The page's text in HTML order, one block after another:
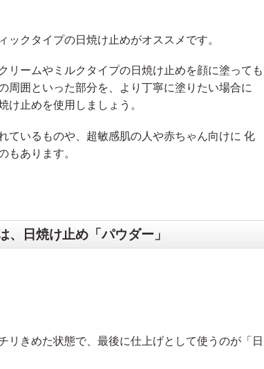
ックタイプの日焼け止めがオススメです。
リームやミルクタイプの日焼け止めを顔に塗っても
周囲といった部分を、より丁寧に塗りたい場合に
け止めを使用しましょう。
ているものや、超敏感肌の人や赤ちゃん向けに 化
もあります。
、日焼け止め「パウダー」
リきめた状態で、最後に仕上げとして使うのが「日